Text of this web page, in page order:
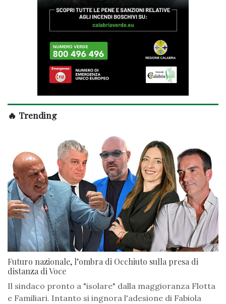
🔥 Trending
Futuro nazionale, l’ombra di Occhiuto sulla presa di
distanza di Voce
Il sindaco pronto a "isolare" dalla maggioranza Flotta
e Familiari. Intanto si ingnora l'adesione di Fabiola